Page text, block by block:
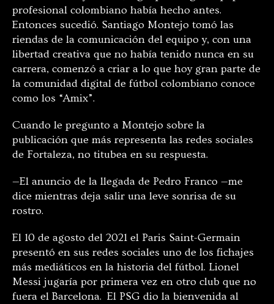
profesional colombiano había hecho antes.
Entonces sucedió. Santiago Montejo tomó las
riendas de la comunicación del equipo y, con una
libertad creativa que no había tenido nunca en su
carrera, comenzó a criar a lo que hoy gran parte de
la comunidad digital de fútbol colombiano conoce
como los “Amix”.
Cuando le pregunto a Montejo sobre la
publicación que más representa las redes sociales
de Fortaleza, no titubea en su respuesta.
—El anuncio de la llegada de Pedro Franco —me
dice mientras deja salir una leve sonrisa de su
rostro.
El 10 de agosto del 2021 el Paris Saint-Germain
presentó en sus redes sociales uno de los fichajes
más mediáticos en la historia del fútbol. Lionel
Messi jugaría por primera vez en otro club que no
fuera el Barcelona. El PSG dio la bienvenida al